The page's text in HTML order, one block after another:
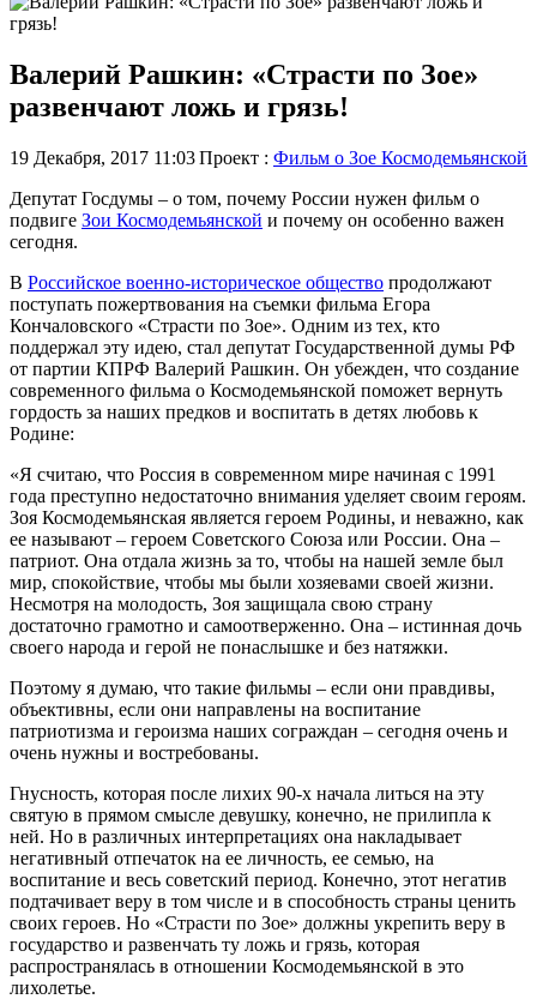
Валерий Рашкин: «Страсти по Зое»
развенчают ложь и грязь!
19 Декабря, 2017 11:03Проект : Фильм о Зое Космодемьянской
Депутат Госдумы – о том, почему России нужен фильм о
подвиге Зои Космодемьянской и почему он особенно важен
сегодня.
В Российское военно-историческое общество продолжают
поступать пожертвования на съемки фильма Егора
Кончаловского «Страсти по Зое». Одним из тех, кто
поддержал эту идею, стал депутат Государственной думы РФ
от партии КПРФ Валерий Рашкин. Он убежден, что создание
современного фильма о Космодемьянской поможет вернуть
гордость за наших предков и воспитать в детях любовь к
Родине:
«Я считаю, что Россия в современном мире начиная с 1991
года преступно недостаточно внимания уделяет своим героям.
Зоя Космодемьянская является героем Родины, и неважно, как
ее называют – героем Советского Союза или России. Она –
патриот. Она отдала жизнь за то, чтобы на нашей земле был
мир, спокойствие, чтобы мы были хозяевами своей жизни.
Несмотря на молодость, Зоя защищала свою страну
достаточно грамотно и самоотверженно. Она – истинная дочь
своего народа и герой не понаслышке и без натяжки.
Поэтому я думаю, что такие фильмы – если они правдивы,
объективны, если они направлены на воспитание
патриотизма и героизма наших сограждан – сегодня очень и
очень нужны и востребованы.
Гнусность, которая после лихих 90-х начала литься на эту
святую в прямом смысле девушку, конечно, не прилипла к
ней. Но в различных интерпретациях она накладывает
негативный отпечаток на ее личность, ее семью, на
воспитание и весь советский период. Конечно, этот негатив
подтачивает веру в том числе и в способность страны ценить
своих героев. Но «Страсти по Зое» должны укрепить веру в
государство и развенчать ту ложь и грязь, которая
распространялась в отношении Космодемьянской в это
лихолетье.